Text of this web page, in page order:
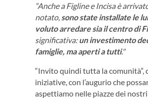
“Anche a Figline e Incisa è
notato, sono state installate le
voluto arredare sia il centro di
significativa:un investimento
famiglie, ma aperti a tutti."
“Invito quindi tutta la comunità”,
iniziative, con l’augurio che
aspettiamo nelle piazze dei